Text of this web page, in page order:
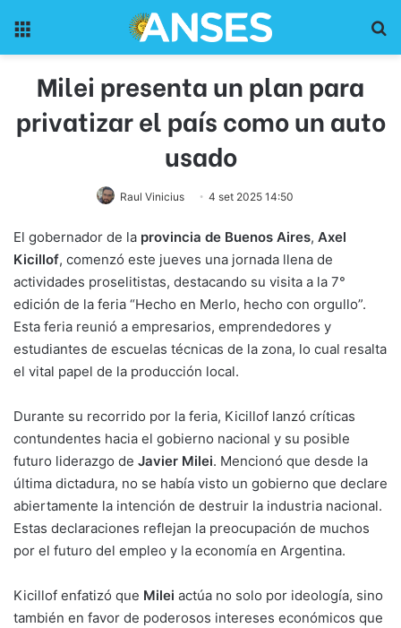
Milei presenta un plan para
privatizar el país como un auto
usado
Raul Vinicius 4 set 2025 14:50
El gobernador de la provincia de Buenos Aires, Axel
Kicillof, comenzó este jueves una jornada llena de
actividades proselitistas, destacando su visita a la 7°
edición de la feria “Hecho en Merlo, hecho con orgullo”.
Esta feria reunió a empresarios, emprendedores y
estudiantes de escuelas técnicas de la zona, lo cual resalta
el vital papel de la producción local.
Durante su recorrido por la feria, Kicillof lanzó críticas
contundentes hacia el gobierno nacional y su posible
futuro liderazgo de Javier Milei. Mencionó que desde la
última dictadura, no se había visto un gobierno que declare
abiertamente la intención de destruir la industria nacional.
Estas declaraciones reflejan la preocupación de muchos
por el futuro del empleo y la economía en Argentina.
Kicillof enfatizó que Milei actúa no solo por ideología, sino
también en favor de poderosos intereses económicos que